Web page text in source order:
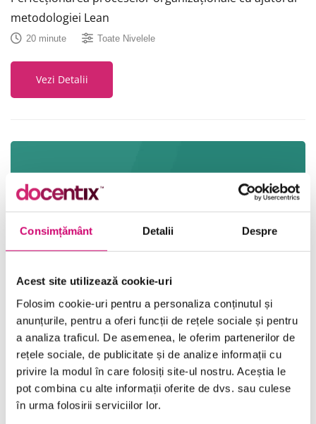
Consimțământ Detalii Despre
Acest site utilizează cookie-uri
Folosim cookie-uri pentru a personaliza conținutul și
anunțurile, pentru a oferi funcții de rețele sociale și pentru
a analiza traficul. De asemenea, le oferim partenerilor de
rețele sociale, de publicitate și de analize informații cu
privire la modul în care folosiți site-ul nostru. Aceștia le
pot combina cu alte informații oferite de dvs. sau culese
în urma folosirii serviciilor lor.
metodologiei Lean
20 minute Toate Nivelele
Vezi Detalii
Management în scopul excelenței operaționale